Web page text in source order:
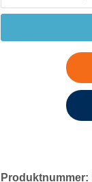
Produktnummer: